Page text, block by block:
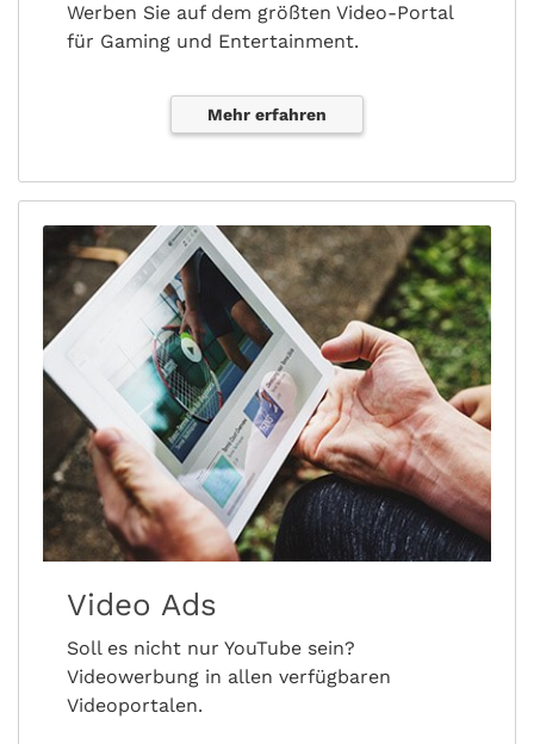
Werben Sie auf dem größten Video-Portal
für Gaming und Entertainment.
Mehr erfahren
Video Ads
Soll es nicht nur YouTube sein?
Videowerbung in allen verfügbaren
Videoportalen.